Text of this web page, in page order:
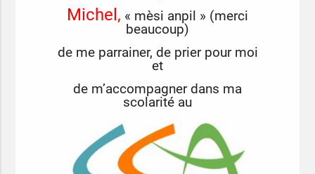
Michel, « mèsi anpil » (merci
beaucoup)
de me parrainer, de prier pour moi
et
de m’accompagner dans ma
scolarité au